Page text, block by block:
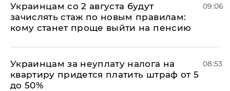
Украинцам со 2 августа будут
зачислять стаж по новым правилам:
кому станет проще выйти на пенсию
09:06
Украинцам за неуплату налога на
квартиру придется платить штраф от 5
до 50%
08:53